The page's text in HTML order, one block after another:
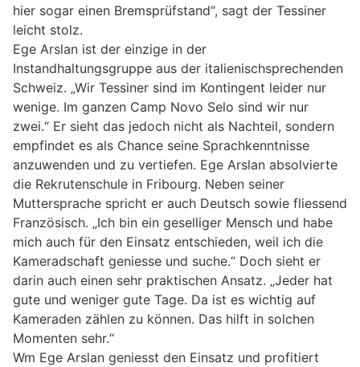
hier sogar einen Bremsprüfstand“, sagt der Tessiner
leicht stolz.
Ege Arslan ist der einzige in der
Instandhaltungsgruppe aus der italienischsprechenden
Schweiz. „Wir Tessiner sind im Kontingent leider nur
wenige. Im ganzen Camp Novo Selo sind wir nur
zwei.“ Er sieht das jedoch nicht als Nachteil, sondern
empfindet es als Chance seine Sprachkenntnisse
anzuwenden und zu vertiefen. Ege Arslan absolvierte
die Rekrutenschule in Fribourg. Neben seiner
Muttersprache spricht er auch Deutsch sowie fliessend
Französisch. „Ich bin ein geselliger Mensch und habe
mich auch für den Einsatz entschieden, weil ich die
Kameradschaft geniesse und suche.“ Doch sieht er
darin auch einen sehr praktischen Ansatz. „Jeder hat
gute und weniger gute Tage. Da ist es wichtig auf
Kameraden zählen zu können. Das hilft in solchen
Momenten sehr.“
Wm Ege Arslan geniesst den Einsatz und profitiert